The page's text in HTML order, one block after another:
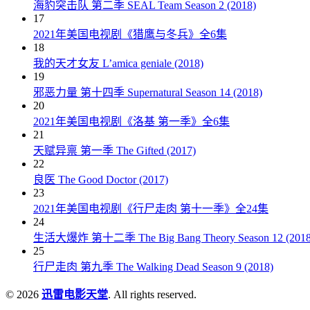
海豹突击队 第二季 SEAL Team Season 2 (2018)
17
2021年美国电视剧《猎鹰与冬兵》全6集
18
我的天才女友 L’amica geniale (2018)
19
邪恶力量 第十四季 Supernatural Season 14 (2018)
20
2021年美国电视剧《洛基 第一季》全6集
21
天赋异禀 第一季 The Gifted (2017)
22
良医 The Good Doctor (2017)
23
2021年美国电视剧《行尸走肉 第十一季》全24集
24
生活大爆炸 第十二季 The Big Bang Theory Season 12
25
行尸走肉 第九季 The Walking Dead Season 9 (2018)
© 2026 迅雷电影天堂. All rights reserved.